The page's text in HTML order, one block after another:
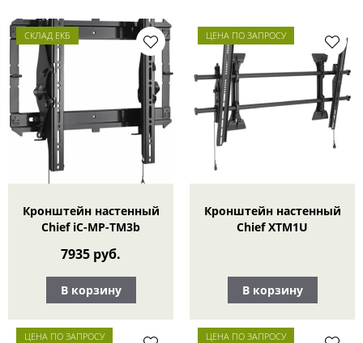
СКЛАД ЕКБ
Кронштейн настенный
Chief iC-MP-TM3b
7935 руб.
В корзину
ЦЕНА ПО ЗАПРОСУ
Кронштейн настенный
Chief XTM1U
В корзину
ЦЕНА ПО ЗАПРОСУ ЦЕНА ПО ЗАПРОСУ